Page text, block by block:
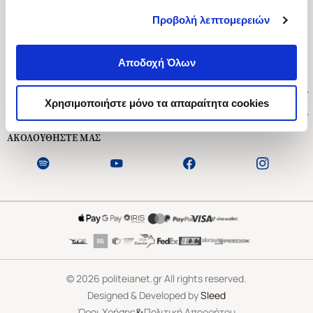
Προβολή λεπτομερειών
Αποδοχή Όλων
Χρησιμοποιήστε μόνο τα απαραίτητα cookies
Ασκληπιού 1-3, Αθήνα 106 79
Δευτέρα - Παρασκευή 09:00-21:00
Εξυπηρέτηση Πελατών
ΑΚΟΛΟΥΘΗΣΤΕ ΜΑΣ
©2026 politeianet.gr All rights reserved.
Designed & Developed bySleed